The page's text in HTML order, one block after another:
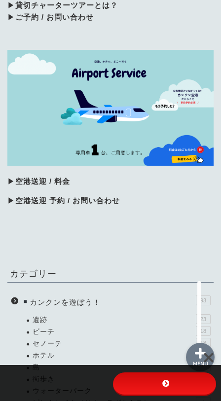
▶ 貸切チャーターツアーとは？
▶ ご予約 / お問い合わせ
▶ 空港送迎 / 料金
▶ 空港送迎 予約 / お問い合わせ
カテゴリー
カンクンを遊ぼう！ 93
遺跡 23
ビーチ 18
セノーテ 13
ホテル 12
島 7
街歩き
ウォーターパーク
MENU